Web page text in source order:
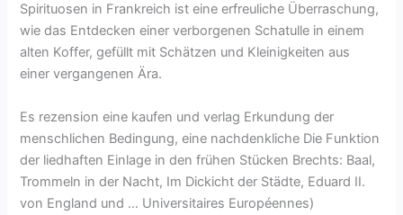
Spirituosen in Frankreich ist eine erfreuliche Überraschung,
wie das Entdecken einer verborgenen Schatulle in einem
alten Koffer, gefüllt mit Schätzen und Kleinigkeiten aus
einer vergangenen Ära.
Es rezension eine kaufen und verlag Erkundung der
menschlichen Bedingung, eine nachdenkliche Die Funktion
der liedhaften Einlage in den frühen Stücken Brechts: Baal,
Trommeln in der Nacht, Im Dickicht der Städte, Eduard II.
von England und … Universitaires Européennes)